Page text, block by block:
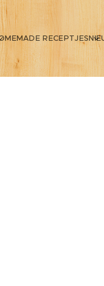
RECEPTJES